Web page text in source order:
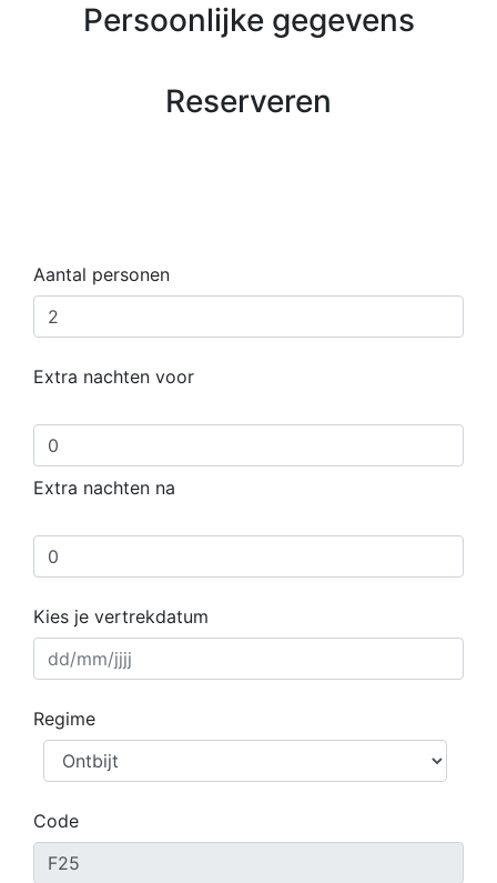
Persoonlijke gegevens
Reserveren
Aantal personen
Extra nachten voor
Extra nachten na
Kies je vertrekdatum
Regime
Code